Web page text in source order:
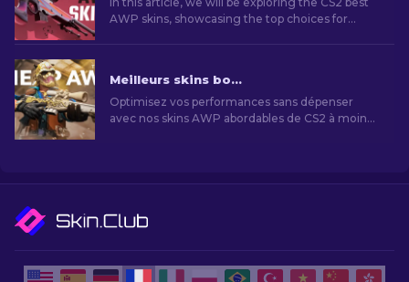
AWP skins, showcasing the top choices for
Meilleurs skins bon marché CS2 AWP à moins de 10 $ [2026]
Optimisez vos performances sans dépenser
avec nos skins AWP abordables de CS2 à moins